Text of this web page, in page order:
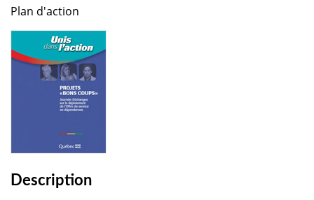
Plan d'action
Description